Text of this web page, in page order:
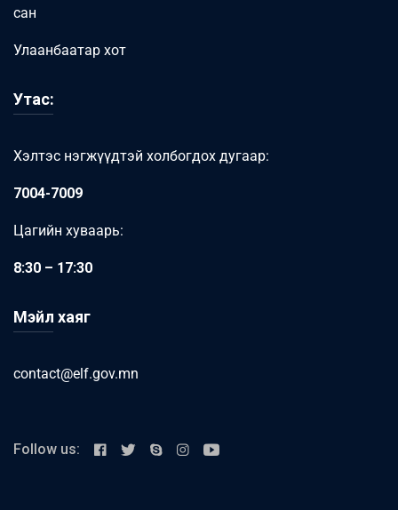
сан
Улаанбаатар хот
Утас:
Хэлтэс нэгжүүдтэй холбогдох дугаар:
7004-7009
Цагийн хуваарь:
8:30 – 17:30
Мэйл хаяг
contact@elf.gov.mn
Follow us: